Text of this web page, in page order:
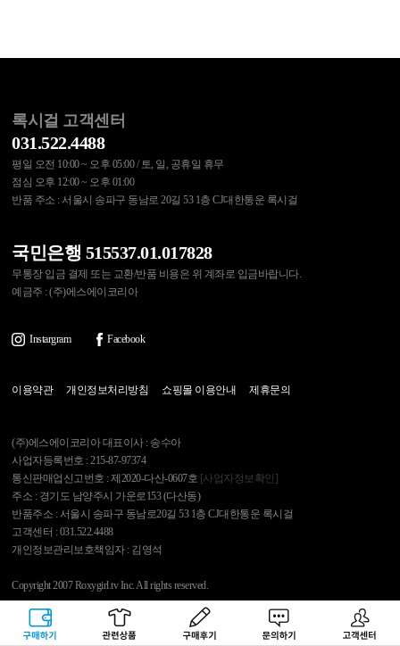
구매하기 관련상품 상품후기 문의하기 고객센터
록시걸 고객센터
031.522.4488
평일 오전 10:00 ~ 오후 05:00 / 토, 일, 공휴일 휴무
점심 오후 12:00 ~ 오후 01:00
반품 주소 : 서울시 송파구 동남로 20길 53 1층 CJ대한통운 록시걸
국민은행 515537.01.017828
무통장 입금 결제 또는 교환/반품 비용은 위 계좌로 입금바랍니다.
예금주 : (주)에스에이코리아
Instargram Facebook
이용약관 개인정보처리방침 쇼핑몰 이용안내 제휴문의
(주)에스에이코리아 대표이사 : 송수아
사업자등록번호 : 215-87-97374
통신판매업신고번호 : 제2020-다산-0607호 [사업자정보확인]
주소 : 경기도 남양주시 가운로153 (다산동)
반품주소 : 서울시 송파구 동남로20길 53 1층 CJ대한통운 록시걸
고객센터 : 031.522.4488
개인정보관리보호책임자 : 김영석
Copyright 2007 Roxygirl.tv Inc. All rights reserved.
록시걸 PC Ver